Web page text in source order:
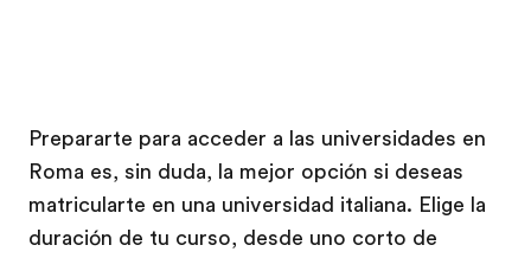
Quiénes somos
Trabajos
Únete al equipo
Prepararte para acceder a las universidades en
Roma es, sin duda, la mejor opción si deseas
matricularte en una universidad italiana. Elige la
duración de tu curso, desde uno corto de